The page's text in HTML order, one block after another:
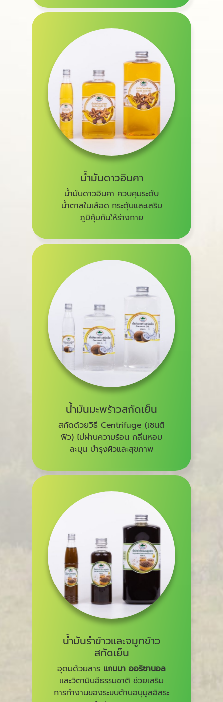
น้ำมันดาวอินคา
น้ำมันดาวอินคา ควบคุมระดับ
น้ำตาลในเลือด กระตุ้นและเสริม
ภูมิคุ้มกันให้ร่างกาย
น้ำมันมะพร้าวสกัดเย็น
สกัดด้วยวิธี Centrifuge (เซนติ
ฟิว) ไม่ผ่านความร้อน กลิ่นหอม
ละมุน บำรุงผิวและสุขภาพ
น้ำมันรำข้าวและจมูกข้าว
สกัดเย็น
อุดมด้วยสาร แกมมา ออริซานอล
และวิตามินอีธรรมชาติ ช่วยเสริม
การทำงานของระบบต้านอนุมูลอิสระ